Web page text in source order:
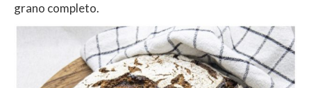
grano completo.